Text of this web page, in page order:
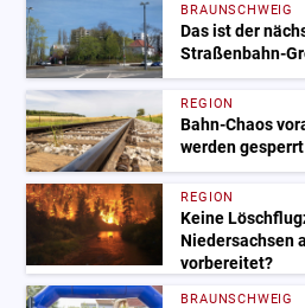
BRAUNSCHWEIG
Das ist der
Straßenbahn-
REGION
Bahn-Chaos
werden gesperrt
REGION
Keine
Niedersachsen
vorbereitet?
BRAUNSCHWEIG